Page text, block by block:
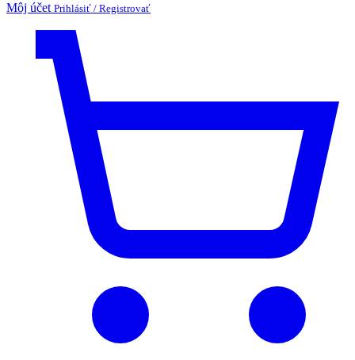
Môj účet Prihlásiť / Registrovať